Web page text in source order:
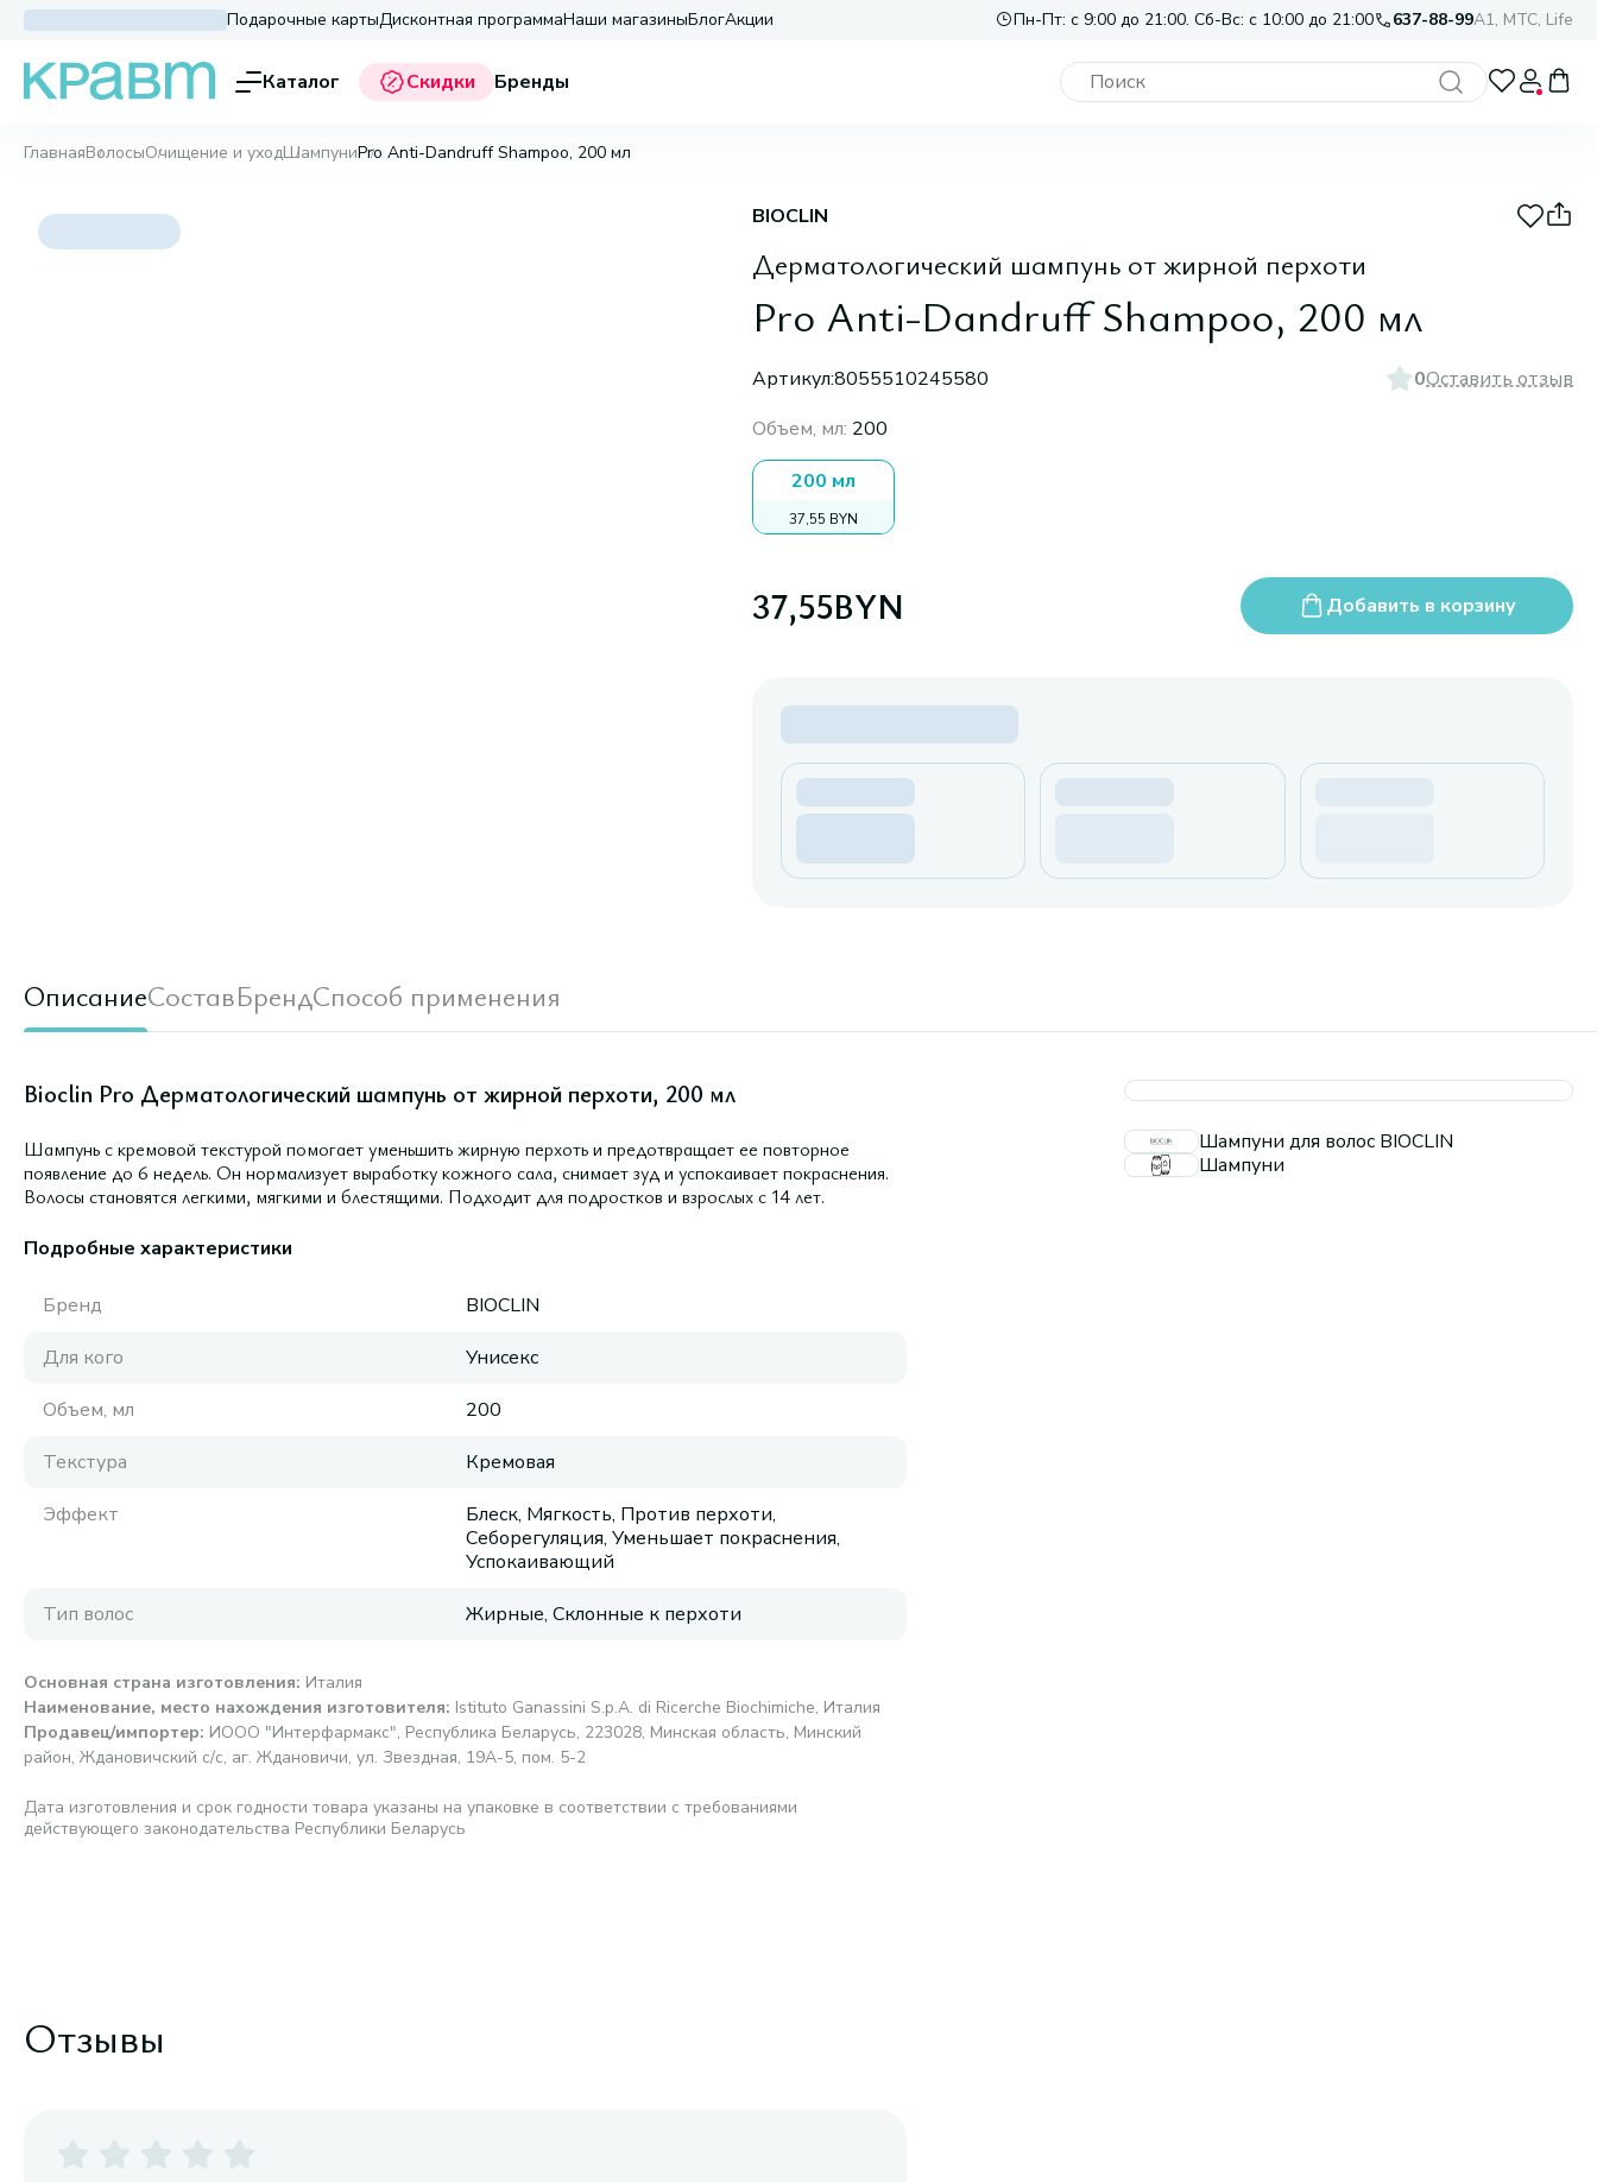
Подарочные картыДисконтная программаНаши магазиныБлогАкции Пн-Пт: с 9:00 до 21:00. Сб-Вс: с 10:00 до 21:00 637-88-99A1, МТС, Life
Каталог Скидки Бренды
ГлавнаяВолосыОчищение и уходШампуниPro Anti-Dandruff Shampoo, 200 мл
BIOCLIN
Дерматологический шампунь от жирной перхоти
Pro Anti-Dandruff Shampoo, 200 мл
Артикул:8055510245580 0Оставить отзыв
Объем, мл: 200
200 мл
37,55 BYN
37,55BYN Добавить в корзину
ОписаниеСоставБрендСпособ применения
Bioclin Pro Дерматологический шампунь от жирной перхоти, 200 мл
Шампунь с кремовой текстурой помогает уменьшить жирную перхоть и предотвращает ее повторное
появление до 6 недель. Он нормализует выработку кожного сала, снимает зуд и успокаивает покраснения.
Волосы становятся легкими, мягкими и блестящими. Подходит для подростков и взрослых с 14 лет.
Подробные характеристики
Бренд
BIOCLIN
Для кого
Унисекс
Объем, мл
200
Текстура
Кремовая
Эффект
Блеск, Мягкость, Против перхоти,
Себорегуляция, Уменьшает покраснения,
Успокаивающий
Тип волос
Жирные, Склонные к перхоти
Основная страна изготовления: Италия
Наименование, место нахождения изготовителя: Istituto Ganassini S.p.A. di Ricerche Biochimiche, Италия
Продавец/импортер: ИООО "Интерфармакс", Республика Беларусь, 223028, Минская область, Минский
район, Ждановичский с/с, аг. Ждановичи, ул. Звездная, 19А-5, пом. 5-2
Дата изготовления и срок годности товара указаны на упаковке в соответствии с требованиями
действующего законодательства Республики Беларусь
Шампуни для волос BIOCLIN
Шампуни
Отзывы